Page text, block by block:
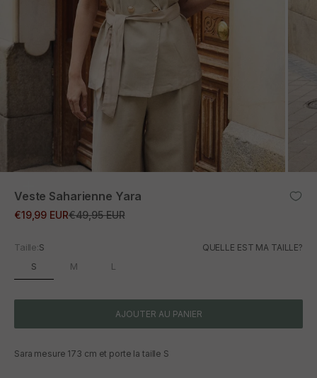
Veste Saharienne Yara
Prix promotionnel
€19,99 EURPrix normal
€49,95 EUR
Taille:S QUELLE EST MA TAILLE?
S M L
AJOUTER AU PANIER
Sara mesure 173 cm et porte la taille S